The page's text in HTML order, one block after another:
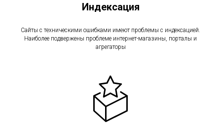
Индексация
Сайты с техническими ошибками имеют проблемы с индексацией.
Наиболее подвержены проблеме интернет-магазины, порталы и
агрегаторы